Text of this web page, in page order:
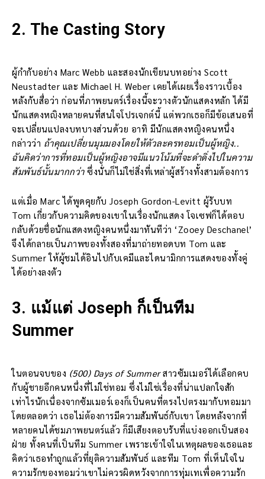
2. The Casting Story
ผู้กำกับอย่าง Marc Webb และสองนักเขียนบทอย่าง Scott
Neustadter และ Michael H. Weber เคยได้เผยเรื่องราวเบื้อง
หลังกับสื่อว่า ก่อนที่ภาพยนตร์เรื่องนี้จะวางตัวนักแสดงหลัก ได้มี
นักแสดงหญฺิงหลายคนที่สนใจโปรเจกต์นี้ แต่พวกเธอก็มีข้อเสนอที่
จะเปลี่ยนแปลงบทบางส่วนด้วย อาทิ มีนักแสดงหญิงคนหนึ่ง
กล่าวว่า ถ้าคุณเปลี่ยนมุมมองโดยให้ตัวละครทอมเป็นผู้หญิง..
ฉันคิดว่าการที่ทอมเป็นผู้หญิงอาจมีแนวโน้มที่จะดำดิ่งไปในความ
สัมพันธ์นั้นมากกว่าซึ่งนั่นก็ไม่ใช่สิ่งที่เหล่าผู้สร้างทั้งสามต้องการ
แต่เมื่อ Marc ได้พูดคุยกับ Joseph Gordon-Levitt ผู้รับบท
Tom เกี่ยวกับความคิดของเขาในเรื่องนักแสดง โจเซฟก็ได้ตอบ
กลับด้วยชื่อนักแสดงหญิงคนหนึ่งมาทันทีว่า ‘Zooey Deschanel’
จึงได้กลายเป็นภาพของทั้งสองที่มาถ่ายทอดบท Tom และ
Summer ให้ผู้ชมได้อินไปกับเคมีและไดนามิกการแสดงของทั้งคู่
ได้อย่างลงตัว
3. แม้แต่ Joseph ก็เป็นทีม
Summer
ในตอนจบของ (500) Days of Summerสาวซัมเมอร์ได้เลือกคบ
กับผู้ชายอีกคนหนึ่งที่ไม่ใช่ทอม ซึ่งไม่ใช่เรื่องที่น่าแปลกใจสัก
เท่าไรนักเนื่องจากซัมเมอร์เองก็เป็นคนที่ตรงไปตรงมากับทอมมา
โดยตลอดว่า เธอไม่ต้องการมีความสัมพันธ์กับเขา โดยหลังจากที่
หลายคนได้ชมภาพยนตร์แล้ว ก็มีเสียงตอบรับที่แบ่งออกเป็นสอง
ฝ่าย ทั้งคนที่เป็นทีม Summer เพราะเข้าใจในเหตุผลของเธอและ
คิดว่าเธอทำถูกแล้วที่ยุติความสัมพันธ์ และทีม Tom ที่เห็นใจใน
ความรักของทอมว่าเขาไม่ควรผิดหวังจากการทุ่มเทเพื่อความรัก